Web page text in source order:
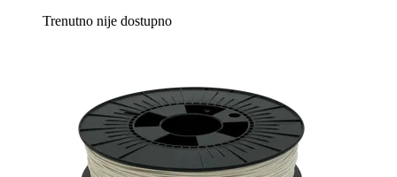
Trenutno nije dostupno